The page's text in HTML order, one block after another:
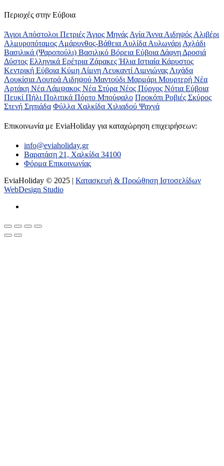
Περιοχές στην Εύβοια
Άγιοι Απόστολοι Πετριές Άγιος Μηνάς Αγία Άννα Αιδηψός Αλιβέρι
Αλμυροπόταμος Αμάρυνθος-Βάθεια Αυλίδα Αυλωνάρι Αχλάδι
Βασιλικά (Ψαροπούλι) Βασιλικό Βόρεια Εύβοια Δάφνη Δροσιά
Δύστος Ελληνικά Ερέτρια ΖάρακεςΉλια Ιστιαία Κάρυστος
Κεντρική Εύβοια Κύμη Λίμνη Λευκαντί Λιμνιώνας Λιχάδα
Λουκίσια Λουτρά Αιδηψού Μαντούδι Μαρμάρι Μουρτερή Νέα
Αρτάκη Νέα Λάμψακος Νέα Στύρα Νέος Πύργος Νότια Εύβοια
Πευκί Πήλι Πολιτικά Πόρτο Μπούφαλο Προκόπι Ροβιές Σκύρος
Στενή Σηπιάδα Φύλλα Χαλκίδα Χιλιαδού Ψαχνά
Επικοινωνία με ΕviaHoliday για καταχώρηση επιχειρήσεων:
info@eviaholiday.gr
Βαρατάση 21, Χαλκίδα 34100
Φόρμα Επικοινωνίας
EviaHoliday © 2025 | Κατασκευή & Προώθηση Ιστοσελίδων
WebDesign Studio